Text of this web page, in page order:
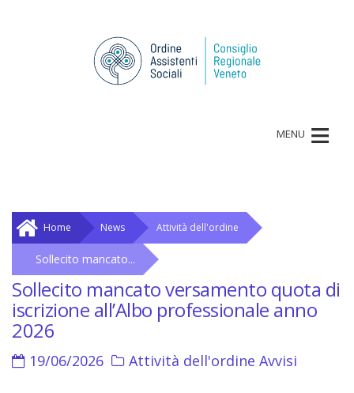
MENU ≡
Home News Attività dell'ordine
Sollecito mancato...
Sollecito mancato versamento quota di
iscrizione all’Albo professionale anno
2026
19/06/2026 Attività dell'ordine Avvisi